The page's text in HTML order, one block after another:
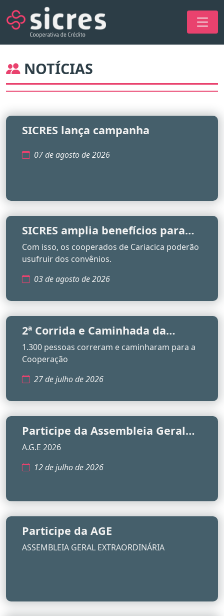
NOTÍCIAS
SICRES lança campanha
07 de agosto de 2026
SICRES amplia benefícios para
cooperados de Cariacica
Com isso, os cooperados de Cariacica poderão
usufruir dos convênios.
03 de agosto de 2026
2ª Corrida e Caminhada da
Cooperação
1.300 pessoas correram e caminharam para a
Cooperação
27 de julho de 2026
Participe da Assembleia Geral
Extraordinária
A.G.E 2026
12 de julho de 2026
Participe da AGE
ASSEMBLEIA GERAL EXTRAORDINÁRIA